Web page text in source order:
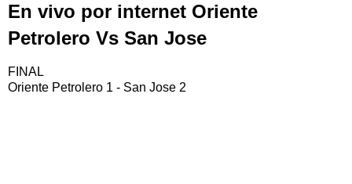
En vivo por internet Oriente
Petrolero Vs San Jose
FINAL
Oriente Petrolero 1 - San Jose 2